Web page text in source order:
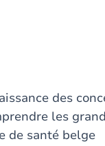
des
les
de santé belge